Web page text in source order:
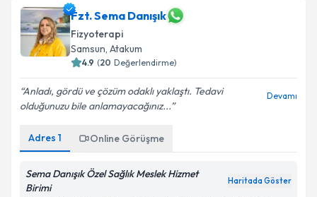
E-posta Adresiniz
Kişisel verilerimin işlenmesine ilişkin
Aydınlatma
Metni'ni okudum ve kişisel verilerimin belirtilen
Fzt. Sema Danışık
Fizyoterapi
Samsun, Atakum
4.9 (20 Değerlendirme)
Anladı, gördü ve çözüm odaklı yaklaştı. Tedavi
olduğunuzu bile anlamayacağınız...
Devamı
Adres 1 Online Görüşme
Sema Danışık Özel Sağlık Meslek Hizmet
Birimi
Haritada Göster